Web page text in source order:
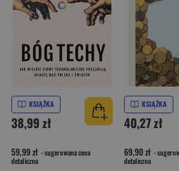
KSIĄŻKA
38,99 zł
59,99 zł - sugerowana cena
detaliczna
KSIĄŻKA
40,27 zł
69,90 zł -
detaliczna